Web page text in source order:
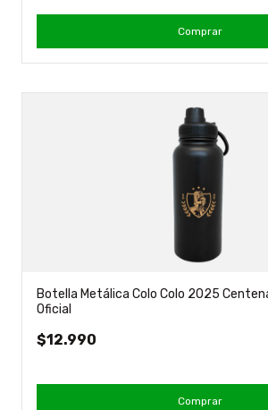
Comprar
Botella Metálica Colo Colo 2025
Oficial
$12.990
Comprar